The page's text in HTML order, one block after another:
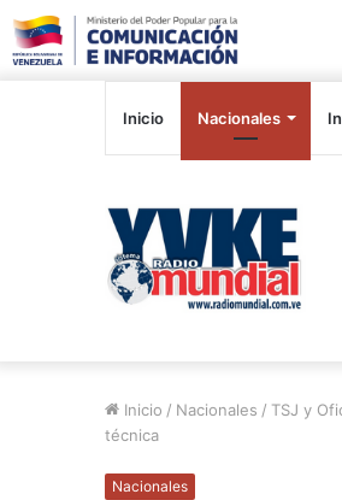
Inicio Nacionales
Inicio / Nacionales / TSJ y
técnica
Nacionales